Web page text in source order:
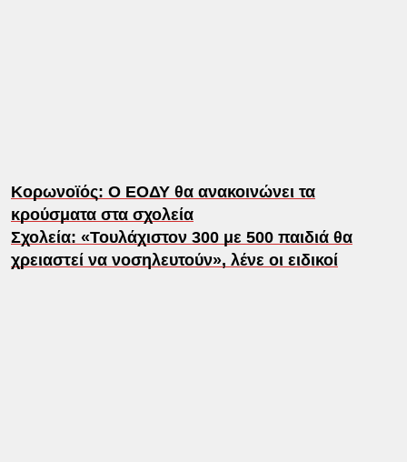
Κορωνοϊός: O ΕΟΔΥ θα ανακοινώνει τα
κρούσματα στα σχολεία
Σχολεία: «Τουλάχιστον 300 με 500 παιδιά θα
χρειαστεί να νοσηλευτούν», λένε οι ειδικοί